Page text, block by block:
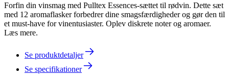
Forfin din vinsmag med Pulltex Essences-sættet til rødvin. Dette sæt
med 12 aromaflasker forbedrer dine smagsfærdigheder og gør den til
et must-have for vinentusiaster. Oplev diskrete noter og aromaer.
Læs mere.
Se produktdetaljer
Se specifikationer